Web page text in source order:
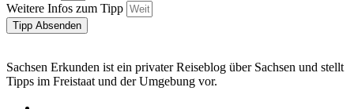
Weitere Infos zum Tipp
Tipp Absenden
Sachsen Erkunden ist ein privater Reiseblog über Sachsen und stellt
Tipps im Freistaat und der Umgebung vor.